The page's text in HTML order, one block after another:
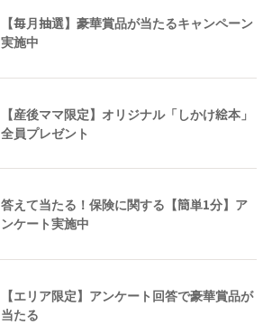
【毎月抽選】豪華賞品が当たるキャンペーン
実施中
【産後ママ限定】オリジナル「しかけ絵本」
全員プレゼント
答えて当たる！保険に関する【簡単1分】ア
ンケート実施中
【エリア限定】アンケート回答で豪華賞品が
当たる